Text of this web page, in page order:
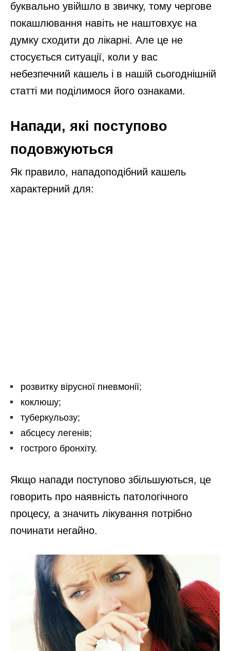
буквально увійшло в звичку, тому чергове
покашлювання навіть не наштовхує на
думку сходити до лікарні. Але це не
стосується ситуації, коли у вас
небезпечний кашель і в нашій сьогоднішній
статті ми поділимося його ознаками.
Напади, які поступово
подовжуються
Як правило, нападоподібний кашель
характерний для:
розвитку вірусної пневмонії;
коклюшу;
туберкульозу;
абсцесу легенів;
гострого бронхіту.
Якщо напади поступово збільшуються, це
говорить про наявність патологічного
процесу, а значить лікування потрібно
починати негайно.